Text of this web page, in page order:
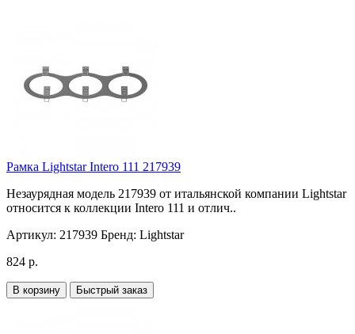
Рамка Lightstar Intero 111 217939
Незаурядная модель 217939 от итальянской компании Lightstar
относится к коллекции Intero 111 и отлич..
Артикул: 217939 Бренд: Lightstar
824 р.
В корзину Быстрый заказ